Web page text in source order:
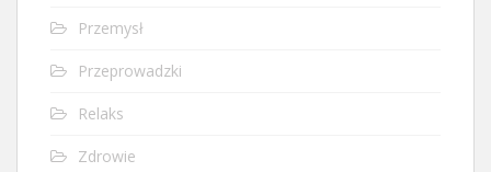
Przemysł
Przeprowadzki
Relaks
Zdrowie